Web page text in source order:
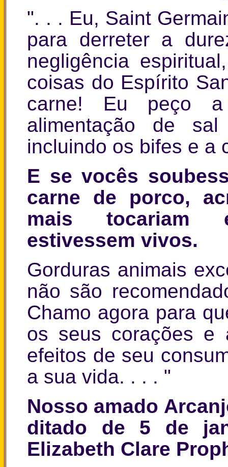
". . . Eu, Saint
para derreter a
negligência
coisas do Espírito
carne! Eu peço
alimentação de
incluindo os bifes e a
E se vocês
carne de porco,
mais tocariam
estivessem vivos.
Gorduras animais
não são
Chamo agora para
os seus corações e
efeitos de seu
a sua vida. . . . "
Nosso amado
ditado de 5 de
Elizabeth Clare